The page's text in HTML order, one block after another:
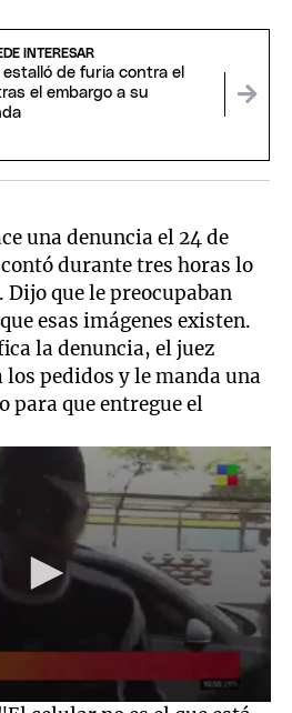
INTERESAR
estalló de furia contra el
el embargo a su
una denuncia el 24 de
durante tres horas lo
. Dijo que le preocupaban
esas imágenes existen.
la denuncia, el juez
pedidos y le manda una
para que entregue el